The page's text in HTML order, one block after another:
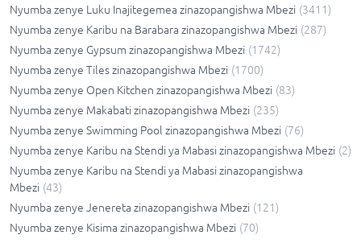
Nyumba zenye Luku Inajitegemea zinazopangishwa Mbezi (3411)
Nyumba zenye Karibu na Barabara zinazopangishwa Mbezi (287)
Nyumba zenye Gypsum zinazopangishwa Mbezi (1742)
Nyumba zenye Tiles zinazopangishwa Mbezi (1700)
Nyumba zenye Open Kitchen zinazopangishwa Mbezi (83)
Nyumba zenye Makabati zinazopangishwa Mbezi (235)
Nyumba zenye Swimming Pool zinazopangishwa Mbezi (76)
Nyumba zenye Karibu na Stendi ya Mabasi zinazopangishwa Mbezi (2)
Nyumba zenye Karibu na Stendi ya Mabasi zinazopangishwa
Mbezi (43)
Nyumba zenye Jenereta zinazopangishwa Mbezi (121)
Nyumba zenye Kisima zinazopangishwa Mbezi (70)